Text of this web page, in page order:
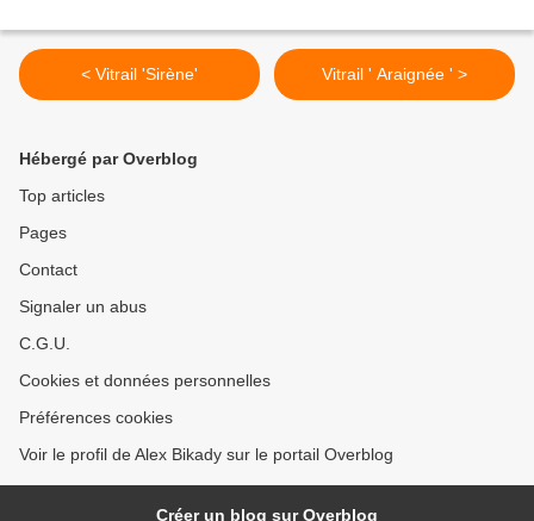
< Vitrail 'Sirène' Vitrail ' Araignée ' >
Hébergé par Overblog
Top articles
Pages
Contact
Signaler un abus
C.G.U.
Cookies et données personnelles
Préférences cookies
Voir le profil de Alex Bikady sur le portail Overblog
Créer un blog sur Overblog